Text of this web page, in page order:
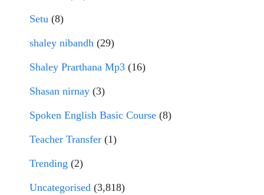
Setu (8)
shaley nibandh (29)
Shaley Prarthana Mp3 (16)
Shasan nirnay (3)
Spoken English Basic Course (8)
Teacher Transfer (1)
Trending (2)
Uncategorised (3,818)